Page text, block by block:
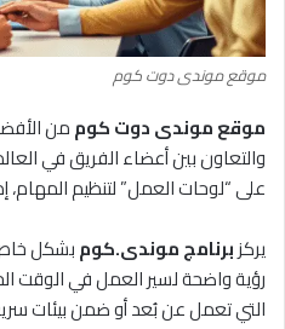
موقع موندى دوت كوم
موقع موندى دوت كوممن
والتعاون بين أعضاء الفريق في
على “لوحات العمل” لتنظيم المهام،
يركزبرنامج موندى.كومبشكل
رؤية واضحة لسير العمل في الوقت
التي تعمل عن بُعد أو ضمن بيئات